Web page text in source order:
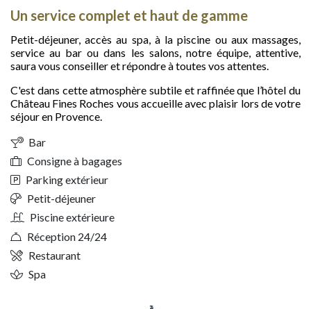
Un service complet et haut de gamme
Petit-déjeuner, accès au spa, à la piscine ou aux massages,
service au bar ou dans les salons, notre équipe, attentive,
saura vous conseiller et répondre à toutes vos attentes.
C'est dans cette atmosphère subtile et raffinée que l’hôtel du
Château Fines Roches vous accueille avec plaisir lors de votre
séjour en Provence.
Bar
Consigne à bagages
Parking extérieur
Petit-déjeuner
Piscine extérieure
Réception 24/24
Restaurant
Spa